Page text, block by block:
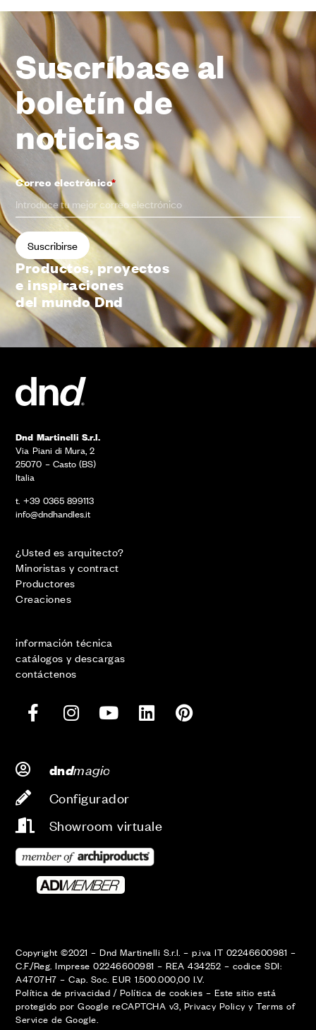
Suscríbase al
boletín de
noticias
Correo electrónico*
Productos, proyectos
e inspiraciones
del mundo Dnd
Dnd Martinelli S.r.l.
Via Piani di Mura, 2
25070 – Casto (BS)
Italia
t. +39 0365 899113
info@dndhandles.it
¿Usted es arquitecto?
Minoristas y contract
Productores
Creaciones
información técnica
catálogos y descargas
contáctenos
dndmagic
Configurador
Showroom virtuale
Copyright ©2021 – Dnd Martinelli S.r.l. – p.iva IT 02246600981 –
C.F./Reg. Imprese 02246600981 – REA 434252 – codice SDI:
A4707H7 – Cap. Soc. EUR 1.500.000,00 I.V.
Política de privacidad / Política de cookies – Este sitio está
protegido por Google reCAPTCHA v3, Privacy Policyy Terms of
Service de Google.